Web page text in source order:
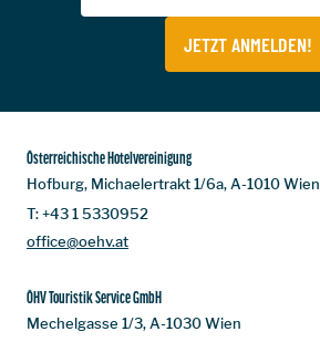
JETZT ANMELDEN!
Österreichische Hotelvereinigung
Hofburg, Michaelertrakt 1/6a, A-1010 Wien
T:+43 1 5330952
office@oehv.at
ÖHV Touristik Service GmbH
Mechelgasse 1/3, A-1030 Wien